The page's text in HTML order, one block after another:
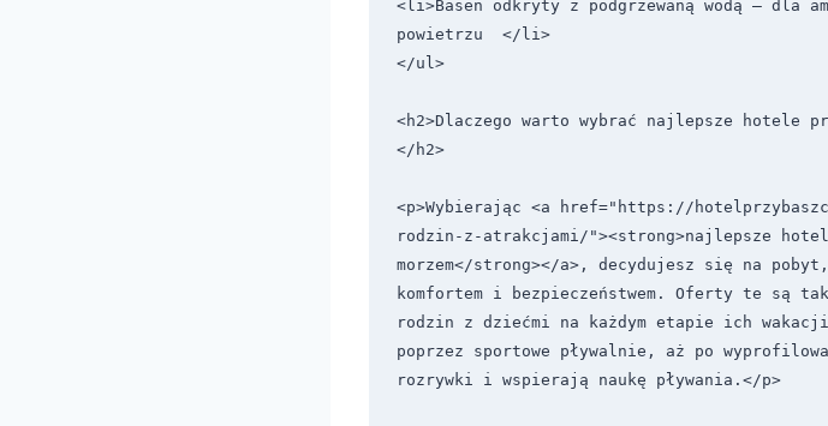
<li>Basen odkryty z podgrzewaną wodą – dla
powietrzu  </li>
</ul>
<h2>Dlaczego warto wybrać najlepsze hotele
</h2>
<p>Wybierając <a href="https://
rodzin-z-atrakcjami/"><strong>najlepsze
morzem</strong></a>, decydujesz się na
komfortem i bezpieczeństwem. Oferty te są tak
rodzin z dziećmi na każdym etapie ich
poprzez sportowe pływalnie, aż po
rozrywki i wspierają naukę pływania.</p>